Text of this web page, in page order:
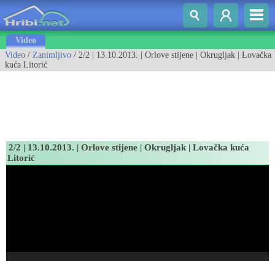
Video
Video / Zanimljivo / 2/2 | 13.10.2013. | Orlove stijene | Okrugljak | Lovačka
kuća Litorić
2/2 | 13.10.2013. | Orlove stijene | Okrugljak | Lovačka kuća
Litorić